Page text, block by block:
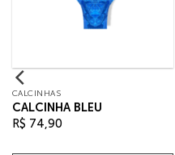
CALCINHAS
CALCINHA BLEU
R$ 74,90